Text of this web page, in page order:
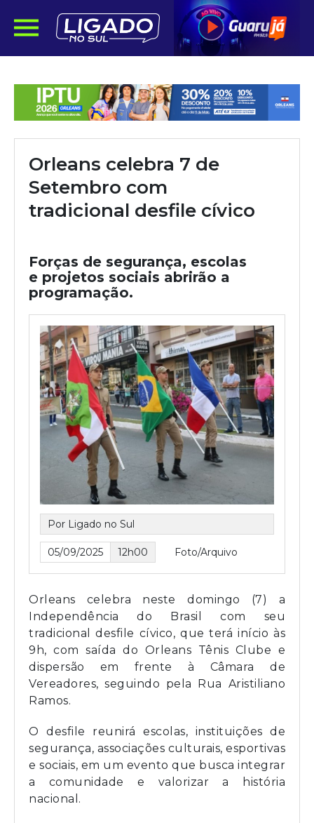
Orleans celebra 7 de
Setembro com
tradicional desfile cívico
Forças de segurança, escolas
e projetos sociais abrirão a
programação.
Por Ligado no Sul
05/09/2025 12h00 Foto/Arquivo
Orleans celebra neste domingo (7) a
Independência do Brasil com seu
tradicional desfile cívico, que terá início às
9h, com saída do Orleans Tênis Clube e
dispersão em frente à Câmara de
Vereadores, seguindo pela Rua Aristiliano
Ramos.
O desfile reunirá escolas, instituições de
segurança, associações culturais, esportivas
e sociais, em um evento que busca integrar
a comunidade e valorizar a história
nacional.